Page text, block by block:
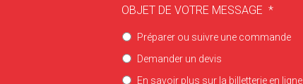
OBJET DE VOTRE MESSAGE *
Préparer ou suivre une commande
Demander un devis
En savoir plus sur la billetterie en ligne